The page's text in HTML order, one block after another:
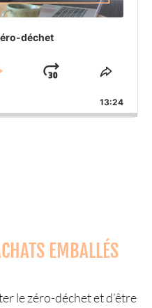
déchet
JUMP
13:24
EMBALLÉS
le zéro-déchet et d’être